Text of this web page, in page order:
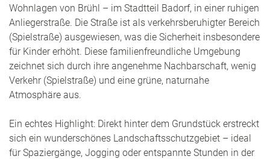
Wohnlagen von Brühl – im Stadtteil Badorf, in einer ruhigen
Anliegerstraße. Die Straße ist als verkehrsberuhigter Bereich
(Spielstraße) ausgewiesen, was die Sicherheit insbesondere
für Kinder erhöht. Diese familienfreundliche Umgebung
zeichnet sich durch ihre angenehme Nachbarschaft, wenig
Verkehr (Spielstraße) und eine grüne, naturnahe
Atmosphäre aus.
Ein echtes Highlight: Direkt hinter dem Grundstück erstreckt
sich ein wunderschönes Landschaftsschutzgebiet – ideal
für Spaziergänge, Jogging oder entspannte Stunden in der